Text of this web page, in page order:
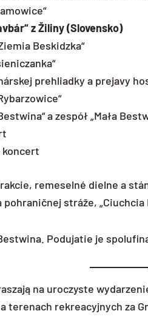
z Žiliny (Slovensko)
Beskidzka“
prehliadky a prejavy
a zespół „Mała
koncert
remeselné dielne a
stráže, „Ciuchcia
Podujatie je
na uroczyste
terenach rekreacyjnych za